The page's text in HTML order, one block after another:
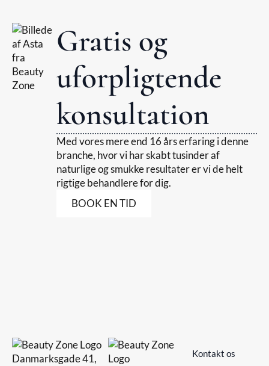
Gratis og
uforpligtende
konsultation
Med vores mere end 16 års erfaring i denne
branche, hvor vi har skabt tusinder af
naturlige og smukke resultater er vi de helt
rigtige behandlere for dig.
BOOK EN TID
Danmarksgade 41,
Kontakt os